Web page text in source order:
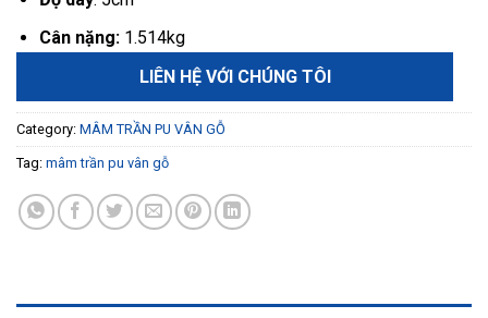
Category:MÂM TRẦN PU VÂN GỖ
Tag:mâm trần pu vân gỗ
REVIEWS (0)
RELATED PRODUCTS